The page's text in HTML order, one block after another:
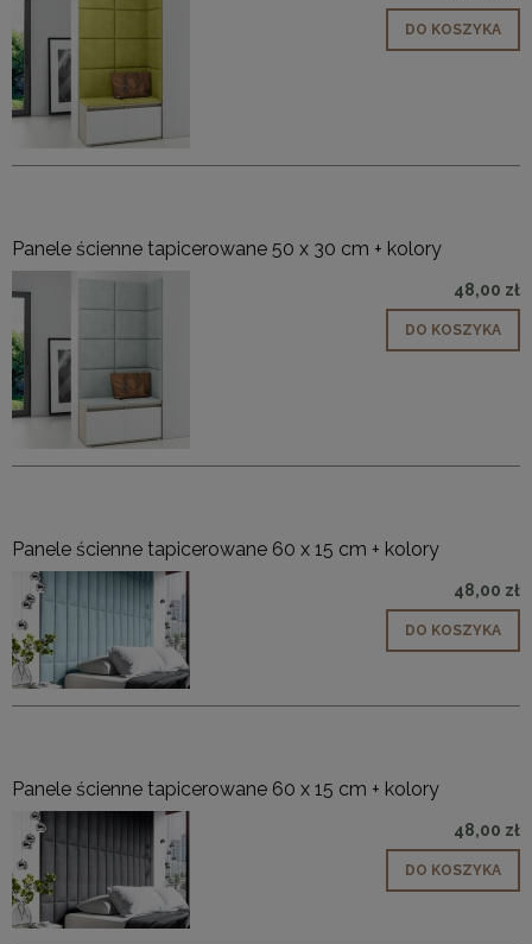
DO KOSZYKA
Panele ścienne tapicerowane 50 x 30 cm + kolory
48,00 zł
DO KOSZYKA
Panele ścienne tapicerowane 60 x 15 cm + kolory
48,00 zł
DO KOSZYKA
Panele ścienne tapicerowane 60 x 15 cm + kolory
48,00 zł
DO KOSZYKA